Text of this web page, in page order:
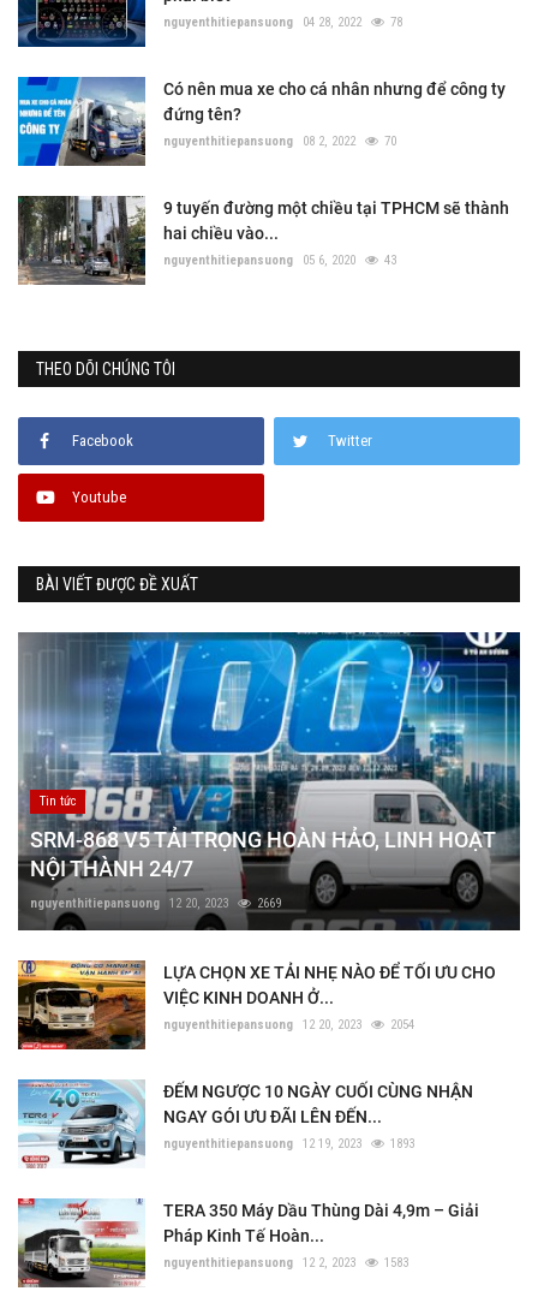
nguyenthitiepansuong 04 28, 2022 78
Có nên mua xe cho cá nhân nhưng để công ty
đứng tên?
nguyenthitiepansuong 08 2, 2022 70
9 tuyến đường một chiều tại TPHCM sẽ thành
hai chiều vào...
nguyenthitiepansuong 05 6, 2020 43
THEO DÕI CHÚNG TÔI
Facebook Twitter
Youtube
BÀI VIẾT ĐƯỢC ĐỀ XUẤT
Tin tức
SRM-868 V5 TẢI TRỌNG HOÀN HẢO, LINH HOẠT
NỘI THÀNH 24/7
nguyenthitiepansuong 12 20, 2023 2669
LỰA CHỌN XE TẢI NHẸ NÀO ĐỂ TỐI ƯU CHO
VIỆC KINH DOANH Ở...
nguyenthitiepansuong 12 20, 2023 2054
ĐẾM NGƯỢC 10 NGÀY CUỐI CÙNG NHẬN
NGAY GÓI ƯU ĐÃI LÊN ĐẾN...
nguyenthitiepansuong 12 19, 2023 1893
TERA 350 Máy Dầu Thùng Dài 4,9m – Giải
Pháp Kinh Tế Hoàn...
nguyenthitiepansuong 12 2, 2023 1583